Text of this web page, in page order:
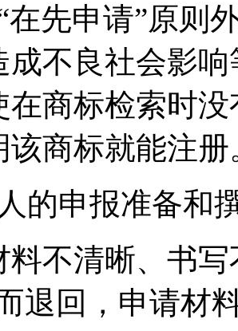
在先申请”原则
成不良社会影
在商标检索时
该商标就能注
的申报准备和
料不清晰、书
退回，申请材